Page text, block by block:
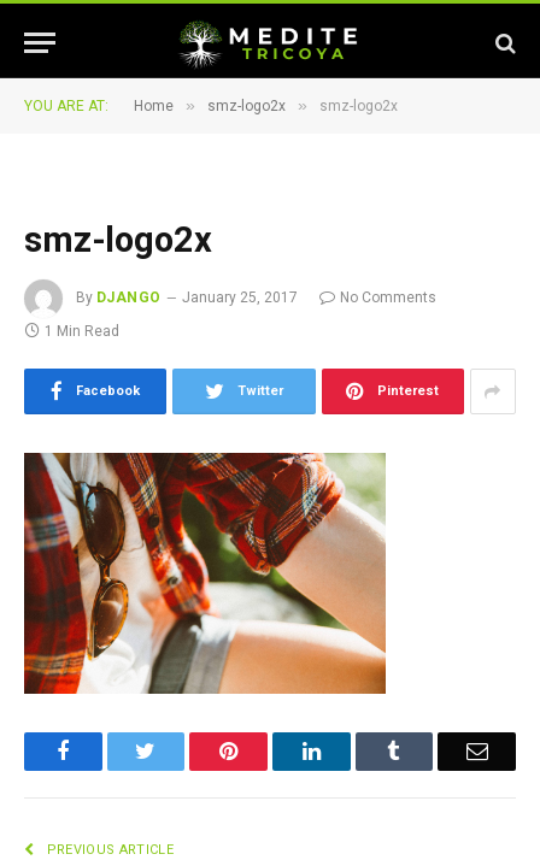
YOU ARE AT: Home » smz-logo2x » smz-logo2x
smz-logo2x
By DJANGO January 25, 2017
No Comments
1 Min Read
Facebook Twitter Pinterest
Facebook Pinterest LinkedIn Email
PREVIOUS ARTICLE